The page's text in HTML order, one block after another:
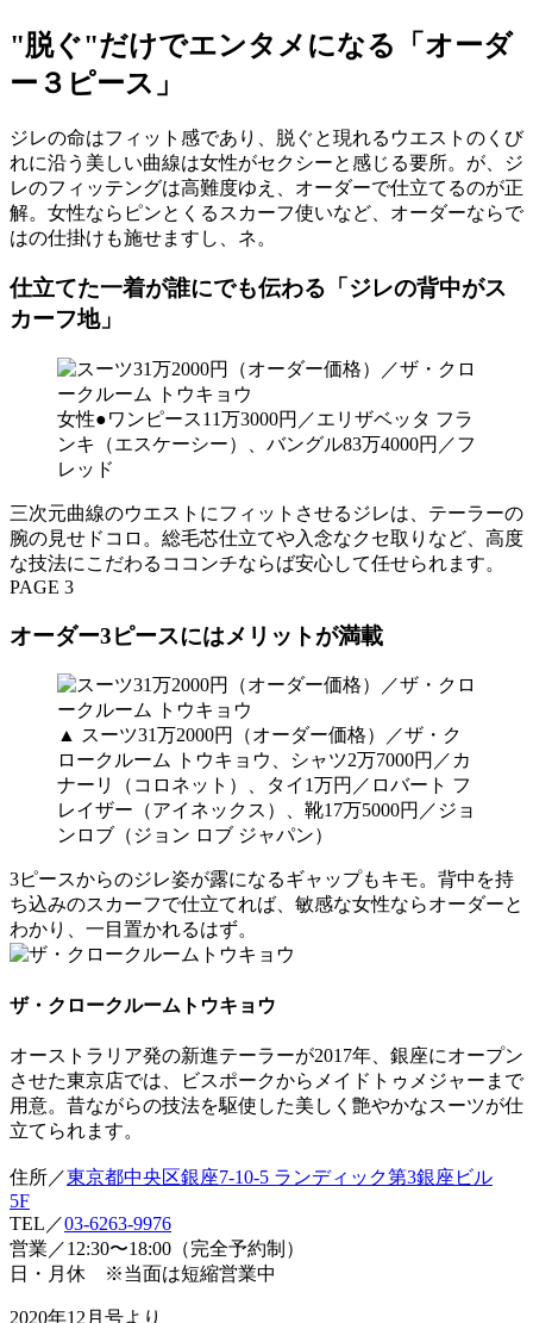
"脱ぐ"だけでエンタメになる「オーダ
ー３ピース」
ジレの命はフィット感であり、脱ぐと現れるウエストのくび
れに沿う美しい曲線は女性がセクシーと感じる要所。が、ジ
レのフィッテングは高難度ゆえ、オーダーで仕立てるのが正
解。女性ならピンとくるスカーフ使いなど、オーダーならで
はの仕掛けも施せますし、ネ。
仕立てた一着が誰にでも伝わる「ジレの背中がス
カーフ地」
女性●ワンピース11万3000円／エリザベッタ フラ
ンキ（エスケーシー）、バングル83万4000円／フ
レッド
三次元曲線のウエストにフィットさせるジレは、テーラーの
腕の見せドコロ。総毛芯仕立てや入念なクセ取りなど、高度
な技法にこだわるココンチならば安心して任せられます。
PAGE 3
オーダー3ピースにはメリットが満載
▲ スーツ31万2000円（オーダー価格）／ザ・ク
ロークルーム トウキョウ、シャツ2万7000円／カ
ナーリ（コロネット）、タイ1万円／ロバート フ
レイザー（アイネックス）、靴17万5000円／ジョ
ンロブ（ジョン ロブ ジャパン）
3ピースからのジレ姿が露になるギャップもキモ。背中を持
ち込みのスカーフで仕立てれば、敏感な女性ならオーダーと
わかり、一目置かれるはず。
ザ・クロークルームトウキョウ
オーストラリア発の新進テーラーが2017年、銀座にオープン
させた東京店では、ビスポークからメイドトゥメジャーまで
用意。昔ながらの技法を駆使した美しく艶やかなスーツが仕
立てられます。
住所／東京都中央区銀座7-10-5 ランディック第3銀座ビル
5F
TEL／03-6263-9976
営業／12:30〜18:00（完全予約制）
日・月休 ※当面は短縮営業中
2020年12月号より